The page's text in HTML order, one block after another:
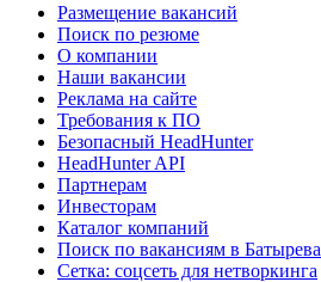
Размещение вакансий
Поиск по резюме
О компании
Наши вакансии
Реклама на сайте
Требования к ПО
Безопасный HeadHunter
HeadHunter API
Партнерам
Инвесторам
Каталог компаний
Поиск по вакансиям в Батырева
Сетка: соцсеть для нетворкинга